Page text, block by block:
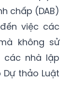
không sử
các nhà lập
thảo Luật